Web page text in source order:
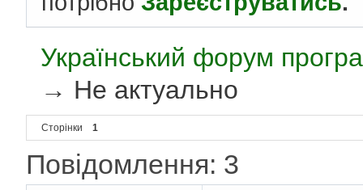
Український форум
→ Не актуально
Сторінки 1
Повідомлення: 3